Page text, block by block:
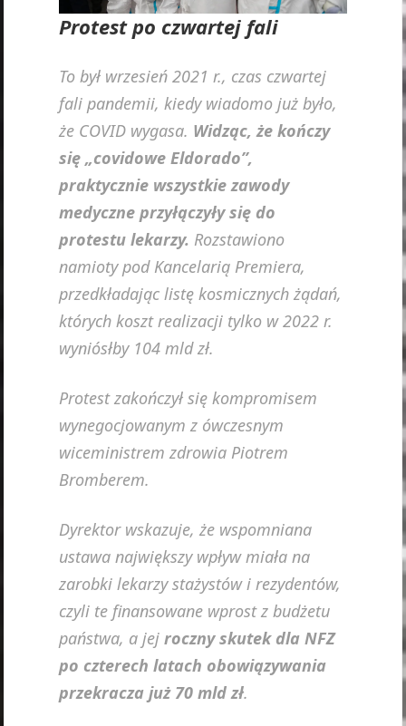
Protest po czwartej fali
To był wrzesień 2021 r., czas czwartej
fali pandemii, kiedy wiadomo już było,
że COVID wygasa. Widząc, że kończy
się „covidowe Eldorado”,
praktycznie wszystkie zawody
medyczne przyłączyły się do
protestu lekarzy. Rozstawiono
namioty pod Kancelarią Premiera,
przedkładając listę kosmicznych żądań,
których koszt realizacji tylko w 2022 r.
wyniósłby 104 mld zł.
Protest zakończył się kompromisem
wynegocjowanym z ówczesnym
wiceministrem zdrowia Piotrem
Bromberem.
Dyrektor wskazuje, że wspomniana
ustawa największy wpływ miała na
zarobki lekarzy stażystów i rezydentów,
czyli te finansowane wprost z budżetu
państwa, a jejroczny skutek dla NFZ
po czterech latach obowiązywania
przekracza już 70 mld zł.